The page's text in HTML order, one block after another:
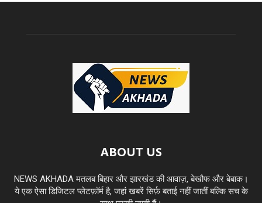
ABOUT US
NEWS AKHADA मतलब बिहार और झारखंड की आवाज़, बेखौफ और बेबाक।
ये एक ऐसा डिजिटल प्लेटफ़ॉर्म है, जहां खबरें सिर्फ़ बताई नहीं जातीं बल्कि सच के